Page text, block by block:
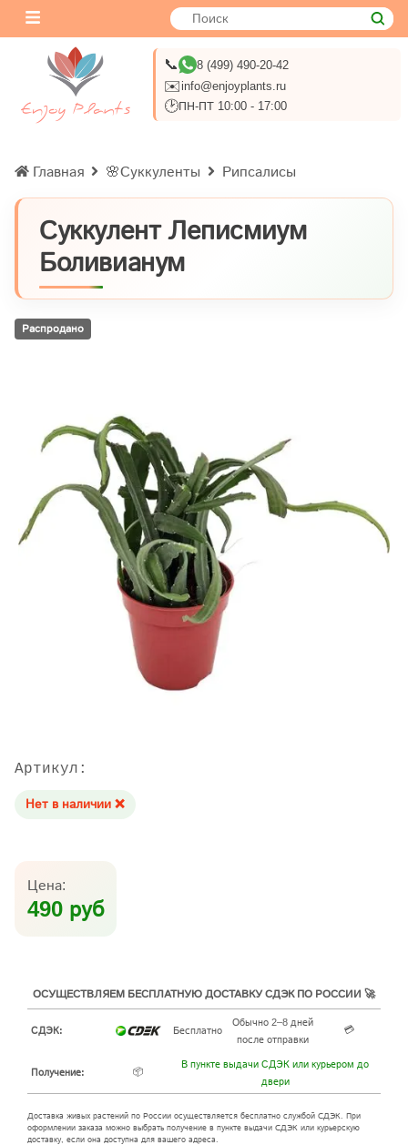
📞 8 (499) 490-20-42
✉️info@enjoyplants.ru
🕑ПН-ПТ 10:00 - 17:00
Главная 🌸Суккуленты Рипсалисы
Суккулент Леписмиум
Боливианум
Распродано
Артикул:
Нет в наличии ❌
Цена:
490 руб
ОСУЩЕСТВЛЯЕМ БЕСПЛАТНУЮ ДОСТАВКУ СДЭК ПО РОССИИ 🚀
СДЭК: Бесплатно
Обычно 2–8 дней
после отправки
💳
Получение: 📦
В пункте выдачи СДЭК или курьером до
двери
Доставка живых растений по России осуществляется бесплатно службой СДЭК. При
оформлении заказа можно выбрать получение в пункте выдачи СДЭК или курьерскую
доставку, если она доступна для вашего адреса.